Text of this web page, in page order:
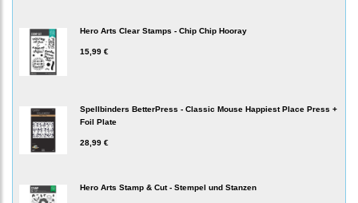
Hero Arts Clear Stamps - Chip Chip Hooray
15,99 €
Spellbinders BetterPress - Classic Mouse Happiest Place Press +
Foil Plate
28,99 €
Hero Arts Stamp & Cut - Stempel und Stanzen